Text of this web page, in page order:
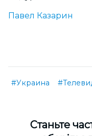
Павел Казарин
#Украина
Cтаньте